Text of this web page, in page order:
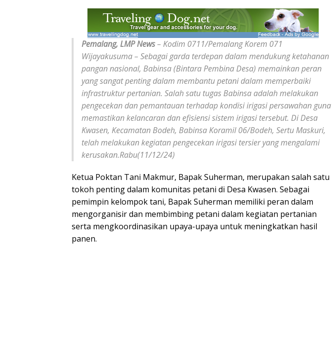
Pemalang, LMP News– Kodim 0711/Pemalang Korem 071
Wijayakusuma – Sebagai garda terdepan dalam mendukung ketahanan
pangan nasional, Babinsa (Bintara Pembina Desa) memainkan peran
yang sangat penting dalam membantu petani dalam memperbaiki
infrastruktur pertanian. Salah satu tugas Babinsa adalah melakukan
pengecekan dan pemantauan terhadap kondisi irigasi persawahan guna
memastikan kelancaran dan efisiensi sistem irigasi tersebut. Di Desa
Kwasen, Kecamatan Bodeh, Babinsa Koramil 06/Bodeh, Sertu Maskuri,
telah melakukan kegiatan pengecekan irigasi tersier yang mengalami
kerusakan.Rabu(11/12/24)
Ketua Poktan Tani Makmur, Bapak Suherman, merupakan salah satu
tokoh penting dalam komunitas petani di Desa Kwasen. Sebagai
pemimpin kelompok tani, Bapak Suherman memiliki peran dalam
mengorganisir dan membimbing petani dalam kegiatan pertanian
serta mengkoordinasikan upaya-upaya untuk meningkatkan hasil
panen.